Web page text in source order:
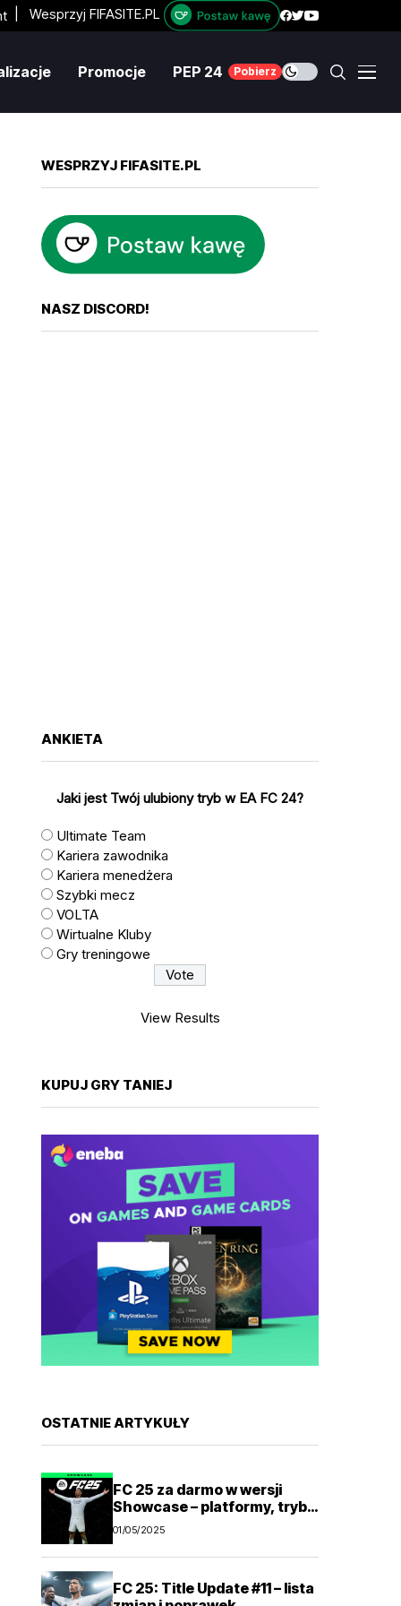
Wesprzyj FIFASITE.PL
Promocje PEP 24 Pobierz
WESPRZYJ FIFASITE.PL
NASZ DISCORD!
ANKIETA
Jaki jest Twój ulubiony tryb w EA FC 24?
Ultimate Team
Kariera zawodnika
Kariera menedżera
Szybki mecz
VOLTA
Wirtualne Kluby
Gry treningowe
View Results
KUPUJ GRY TANIEJ
OSTATNIE ARTYKUŁY
FC 25 za darmo w wersji
Showcase – platformy, tryby
gry
01/05/2025
FC 25: Title Update #11 – lista